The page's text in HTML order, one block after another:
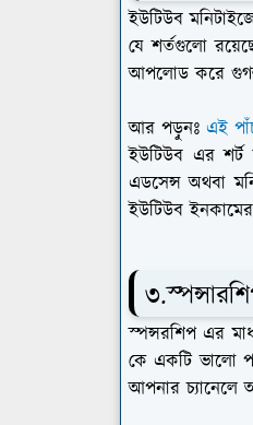
ইউটিউব
যে শর্তগুলো
আপলোড করে গুগল
আর পড়ুনঃ এই
ইউটিউব এর
এডসেন্স অথবা
ইউটিউব
স্পন্সরশিপ এর
কে একটি ভালো
আপনার চ্যানেলে